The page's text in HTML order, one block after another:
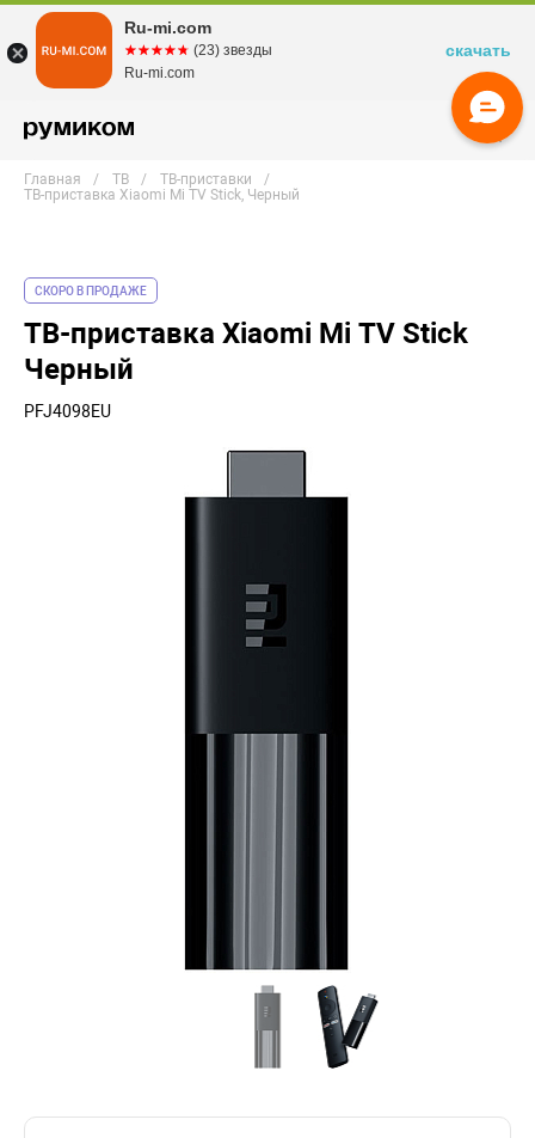
Главная ТВ
ТВ-приставки
ТВ-приставка Xiaomi Mi TV Stick, Черный
СКОРО В ПРОДАЖЕ
ТВ-приставка Xiaomi Mi TV Stick
Черный
PFJ4098EU
Ru-mi.com
☆☆☆☆☆
★★★★★ (23) звезды
Ru-mi.com
скачать